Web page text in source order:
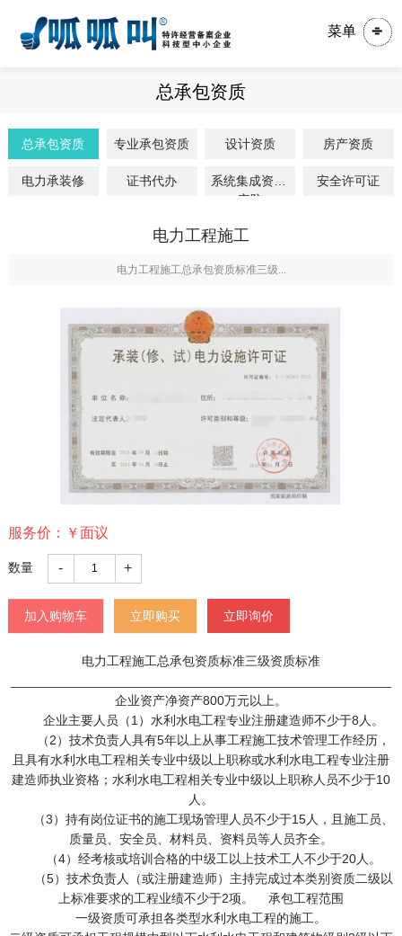
菜单
总承包资质
总承包资质 专业承包资质 设计资质 房产资质
电力承装修 证书代办
系统集成资质/
安防
安全许可证
电力工程施工
电力工程施工总承包资质标准三级...
服务价： ￥面议
数量 - +
加入购物车 立即购买 立即询价
电力工程施工总承包资质标准三级资质标准
企业资产净资产800万元以上。
企业主要人员（1）水利水电工程专业注册建造师不少于8人。
（2）技术负责人具有5年以上从事工程施工技术管理工作经历，
且具有水利水电工程相关专业中级以上职称或水利水电工程专业注册
建造师执业资格；水利水电工程相关专业中级以上职称人员不少于10
人。
（3）持有岗位证书的施工现场管理人员不少于15人，且施工员、
质量员、安全员、材料员、资料员等人员齐全。
（4）经考核或培训合格的中级工以上技术工人不少于20人。
（5）技术负责人（或注册建造师）主持完成过本类别资质二级以
上标准要求的工程业绩不少于2项。 承包工程范围
一级资质可承担各类型水利水电工程的施工。